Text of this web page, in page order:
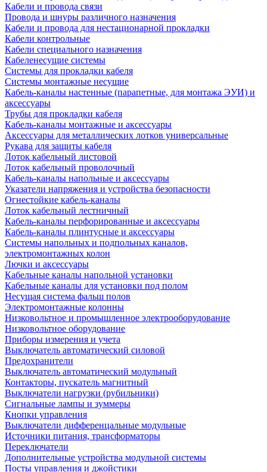
Кабели и провода связи
Провода и шнуры различного назначения
Кабели и провода для нестационарной прокладки
Кабели контрольные
Кабели специального назначения
Кабеленесущие системы
Системы для прокладки кабеля
Системы монтажные несущие
Кабель-каналы настенные (парапетные, для монтажа ЭУИ) и
аксессуары
Трубы для прокладки кабеля
Кабель-каналы монтажные и аксессуары
Аксессуары для металлических лотков универсальные
Рукава для защиты кабеля
Лоток кабельный листовой
Лоток кабельный проволочный
Кабель-каналы напольные и аксессуары
Указатели напряжения и устройства безопасности
Огнестойкие кабель-каналы
Лоток кабельный лестничный
Кабель-каналы перфорированные и аксессуары
Кабель-каналы плинтусные и аксессуары
Системы напольных и подпольных каналов,
электромонтажных колон
Лючки и аксессуары
Кабельные каналы напольной установки
Кабельные каналы для установки под полом
Несущая система фальш полов
Электромонтажные колонны
Низковольтное и промышленное электрооборудование
Низковольтное оборудование
Приборы измерения и учета
Выключатель автоматический силовой
Предохранители
Выключатель автоматический модульный
Контакторы, пускатель магнитный
Выключатели нагрузки (рубильники)
Сигнальные лампы и зуммеры
Кнопки управления
Выключатели дифференцальные модульные
Источники питания, трансформаторы
Переключатели
Дополнительные устройства модульной системы
Посты управления и джойстики